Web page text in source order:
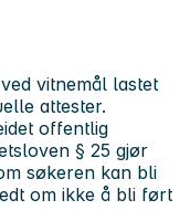
vitnemål lastet
attester.
offentlig
§ 25 gjør
søkeren kan bli
om ikke å bli ført